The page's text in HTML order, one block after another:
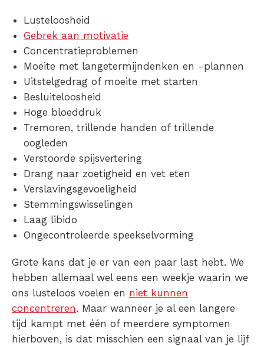
Lusteloosheid
Gebrek aan motivatie
Concentratieproblemen
Moeite met langetermijndenken en -plannen
Uitstelgedrag of moeite met starten
Besluiteloosheid
Hoge bloeddruk
Tremoren, trillende handen of trillende
oogleden
Verstoorde spijsvertering
Drang naar zoetigheid en vet eten
Verslavingsgevoeligheid
Stemmingswisselingen
Laag libido
Ongecontroleerde speekselvorming
Grote kans dat je er van een paar last hebt. We
hebben allemaal wel eens een weekje waarin we
ons lusteloos voelen en niet kunnen
concentreren. Maar wanneer je al een langere
tijd kampt met één of meerdere symptomen
hierboven, is dat misschien een signaal van je lijf